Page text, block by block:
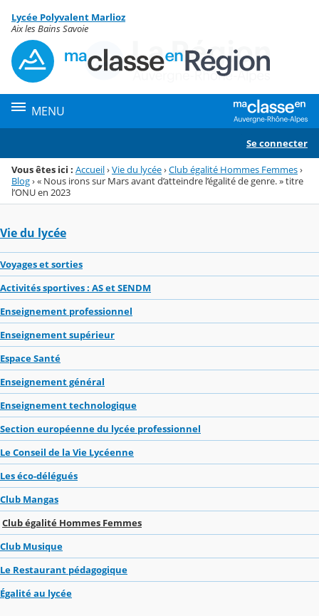
Menu de la rubrique
Contenu
Lycée Polyvalent Marlioz
Aix les Bains Savoie
MENU
Se connecter
Vous êtes ici : Accueil›Vie du lycée›Club égalité Hommes Femmes›
Blog›« Nous irons sur Mars avant d’atteindre l’égalité de genre. » titre
l’ONU en 2023
Vie du lycée
Voyages et sorties
Activités sportives : AS et SENDM
Enseignement professionnel
Enseignement supérieur
Espace Santé
Enseignement général
Enseignement technologique
Section européenne du lycée professionnel
Le Conseil de la Vie Lycéenne
Les éco-délégués
Club Mangas
Club égalité Hommes Femmes
Club Musique
Le Restaurant pédagogique
Égalité au lycée